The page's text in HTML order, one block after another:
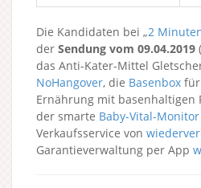
Die Kandidaten bei „2
der Sendung vom 09.04.2019
das Anti-Kater-Mittel
NoHangover, die Basenbox für
Ernährung mit basenhaltigen
der smarte Baby-Vital-
Verkaufsservice von
Garantieverwaltung per App